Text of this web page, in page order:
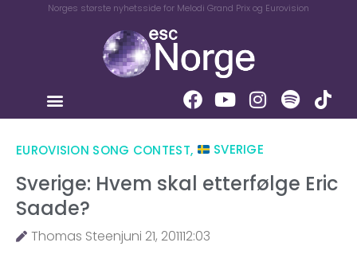
Norges største nyhetsside for Melodi Grand Prix og Eurovision
EUROVISION SONG CONTEST, SVERIGE
Sverige: Hvem skal etterfølge Eric
Saade?
Thomas Steenjuni 21, 201112:03